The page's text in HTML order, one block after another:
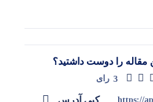
مقاله را دوست داشتید؟
3 رای
https:// کپی آدرس